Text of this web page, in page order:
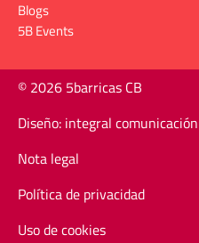
Blogs
5B Events
© 2026 5barricas CB
Diseño: integral comunicación
Nota legal
Política de privacidad
Uso de cookies